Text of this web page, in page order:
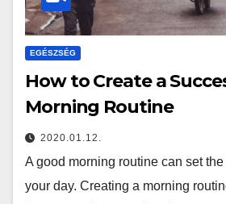
EGÉSZSÉG
How to Create a
Morning Routine
2020.01.12.
A good morning routine can set
your day. Creating a morning